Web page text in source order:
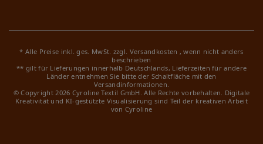
* Alle Preise inkl. ges. MwSt. zzgl. Versandkosten , wenn nicht anders
beschrieben
** gilt für Lieferungen innerhalb Deutschlands, Lieferzeiten für andere
Länder entnehmen Sie bitte der Schaltfläche mit den
Versandinformationen.
© Copyright 2026 Cyroline Textil GmbH. Alle Rechte vorbehalten. Digitale
Kreativität und KI-gestützte Visualisierung sind Teil der kreativen Arbeit
von Cyroline